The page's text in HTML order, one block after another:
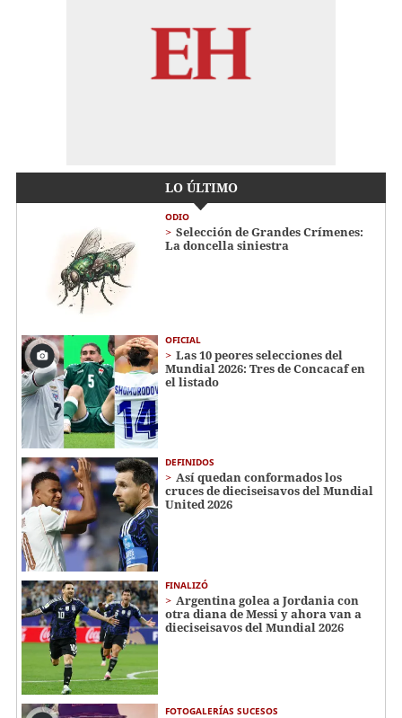
LO ÚLTIMO
ODIO
Selección de Grandes Crímenes:
La doncella siniestra
OFICIAL
Las 10 peores selecciones del
Mundial 2026: Tres de Concacaf en
el listado
DEFINIDOS
Así quedan conformados los
cruces de dieciseisavos del Mundial
United 2026
FINALIZÓ
Argentina golea a Jordania con
otra diana de Messi y ahora van a
dieciseisavos del Mundial 2026
FOTOGALERÍAS SUCESOS